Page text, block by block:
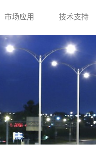
市场应用 技术支持